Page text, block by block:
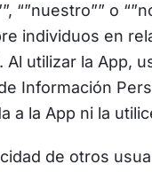
o
individuos en
utilizar la App,
Información
a la App ni la
de otros